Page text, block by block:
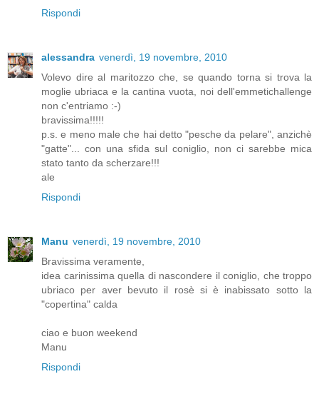
Rispondi
alessandra venerdì, 19 novembre, 2010
Volevo dire al maritozzo che, se quando torna si trova la
moglie ubriaca e la cantina vuota, noi dell'emmetichallenge
non c'entriamo :-)
bravissima!!!!!
p.s. e meno male che hai detto "pesche da pelare", anzichè
"gatte"... con una sfida sul coniglio, non ci sarebbe mica
stato tanto da scherzare!!!
ale
Rispondi
Manu venerdì, 19 novembre, 2010
Bravissima veramente,
idea carinissima quella di nascondere il coniglio, che troppo
ubriaco per aver bevuto il rosè si è inabissato sotto la
"copertina" calda
ciao e buon weekend
Manu
Rispondi